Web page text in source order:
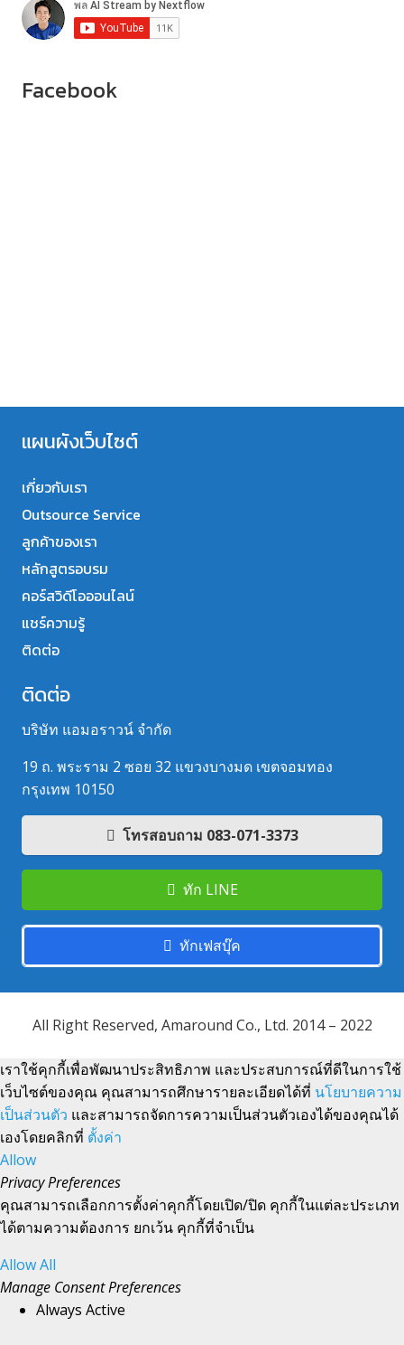
Facebook
แผนผังเว็บไซต์
เกี่ยวกับเรา
Outsource Service
ลูกค้าของเรา
หลักสูตรอบรม
คอร์สวิดีโอออนไลน์
แชร์ความรู้
ติดต่อ
ติดต่อ
บริษัท แอมอราวน์ จำกัด
19 ถ. พระราม 2 ซอย 32 แขวงบางมด เขตจอมทอง
กรุงเทพ 10150
โทรสอบถาม 083-071-3373
ทัก LINE
ทักเฟสบุ๊ค
All Right Reserved, Amaround Co., Ltd. 2014 – 2022
เราใช้คุกกี้เพื่อพัฒนาประสิทธิภาพ และประสบการณ์ที่ดีในการใช้
เว็บไซต์ของคุณ คุณสามารถศึกษารายละเอียดได้ที่ นโยบายความ
เป็นส่วนตัว และสามารถจัดการความเป็นส่วนตัวเองได้ของคุณได้
เองโดยคลิกที่ ตั้งค่า
Allow
Privacy Preferences
คุณสามารถเลือกการตั้งค่าคุกกี้โดยเปิด/ปิด คุกกี้ในแต่ละประเภท
ได้ตามความต้องการ ยกเว้น คุกกี้ที่จำเป็น
Allow All
Manage Consent Preferences
Always Active